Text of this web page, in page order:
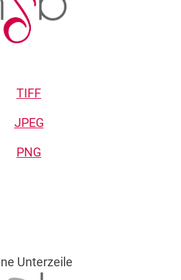
TIFF
JPEG
PNG
Unterzeile